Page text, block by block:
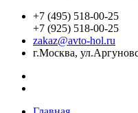
+7 (495) 518-00-25
+7 (925) 518-00-25
zakaz@avto-hol.ru
г.Москва,